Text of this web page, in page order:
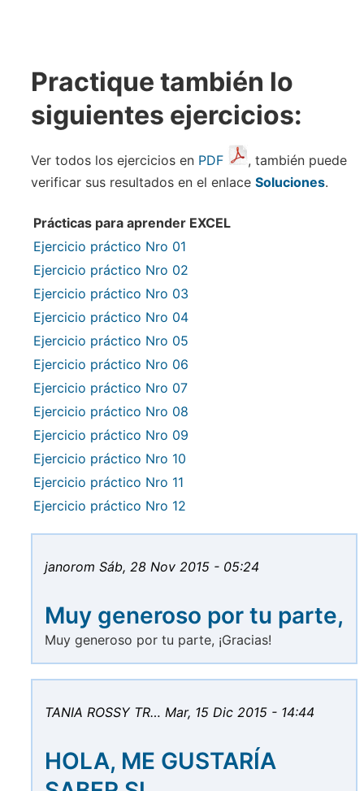
Practique también lo
siguientes ejercicios:
Ver todos los ejercicios en PDF
, también puede
verificar sus resultados en el enlace Soluciones.
Prácticas para aprender EXCEL
Ejercicio práctico Nro 01
Ejercicio práctico Nro 02
Ejercicio práctico Nro 03
Ejercicio práctico Nro 04
Ejercicio práctico Nro 05
Ejercicio práctico Nro 06
Ejercicio práctico Nro 07
Ejercicio práctico Nro 08
Ejercicio práctico Nro 09
Ejercicio práctico Nro 10
Ejercicio práctico Nro 11
Ejercicio práctico Nro 12
janorom Sáb, 28 Nov 2015 - 05:24
Muy generoso por tu parte,
Muy generoso por tu parte, ¡Gracias!
TANIA ROSSY TR… Mar, 15 Dic 2015 - 14:44
HOLA, ME GUSTARÍA